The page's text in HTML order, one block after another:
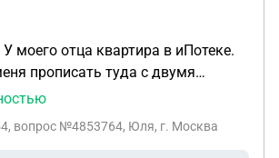
моего отца квартира в иПотеке.
прописать туда с двумя
И второй вопрос
Первый ребенок от
, вопрос №4853764, Юля, г. Москва